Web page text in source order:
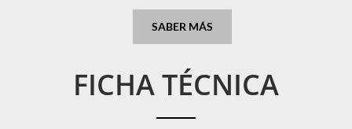
SABER MÁS
FICHA TÉCNICA